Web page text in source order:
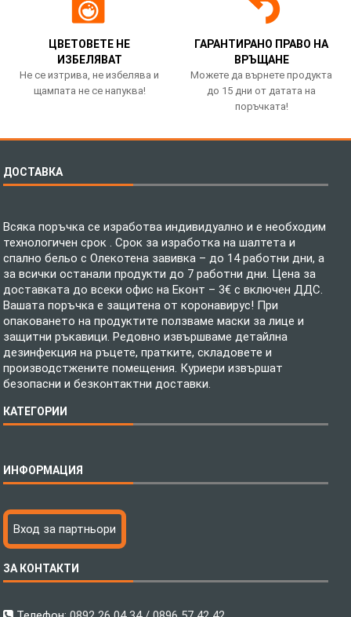
ЦВЕТОВЕТЕ НЕ
ИЗБЕЛЯВАТ
Не се изтрива, не избелява и
щампата не се напуква!
ГАРАНТИРАНО ПРАВО НА
ВРЪЩАНЕ
Можете да върнете продукта
до 15 дни от датата на
поръчката!
ДОСТАВКА
Всяка поръчка се изработва индивидуално и е необходим
технологичен срок . Срок за изработка на шалтета и
спално бельо с Олекотена завивка – до 14 работни дни, а
за всички останали продукти до 7 работни дни. Цена за
доставката до всеки офис на Еконт – 3€ с включен ДДС.
Вашата поръчка е защитена от коронавирус! При
опаковането на продуктите ползваме маски за лице и
защитни ръкавици. Редовно извършваме детайлна
дезинфекция на ръцете, пратките, складовете и
производстжените помещения. Куриери извършат
безопасни и безконтактни доставки.
КАТЕГОРИИ
Бебешки спални комплекти
Тениски с пълноцветен печат
Хавлиени кърпи
Пончо за водни спортове
Микрофибърни Велурени Кърпи
ИНФОРМАЦИЯ
Технология на печатане
Файлове за печат
Как да поръчам?
С какво сме различни?
Вход за партньори
ЗА КОНТАКТИ